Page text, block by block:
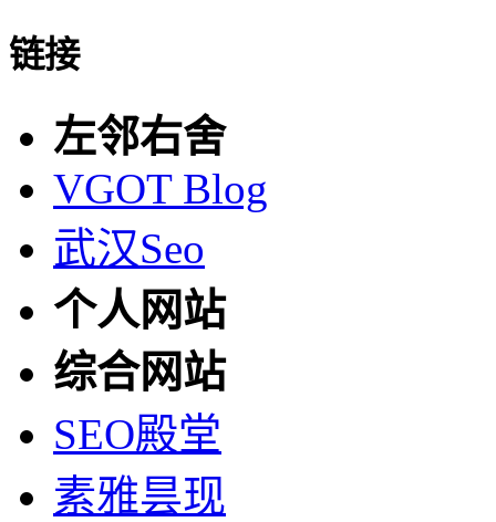
链接
左邻右舍
VGOT Blog
武汉Seo
个人网站
综合网站
SEO殿堂
素雅昙现